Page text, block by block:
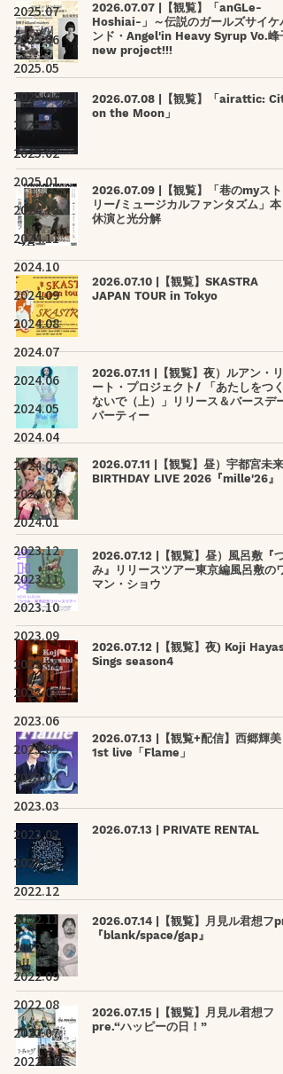
2025.07
2025.06
2025.05
2025.04
2025.03
2025.02
2025.01
2024.12
2024.11
2024.10
2024.09
2024.08
2024.07
2024.06
2024.05
2024.04
2024.03
2024.02
2024.01
2023.12
2023.11
2023.10
2023.09
2023.08
2023.07
2023.06
2023.05
2023.04
2023.03
2023.02
2023.01
2022.12
2022.11
2022.10
2022.09
2022.08
2022.07
2022.06
2026.07.07 |【観覧】「anGLe-
Hoshiai-」～伝説のガールズサイケ
ンド・Angel'in Heavy Syrup Vo.峰
new project!!!
2026.07.08 |【観覧】「airattic:
on the Moon」
2026.07.09 |【観覧】「巷のmyスト
リー/ミュージカルファンタズム」本
休演と光分解
2026.07.10 |【観覧】SKASTRA
JAPAN TOUR in Tokyo
2026.07.11 |【観覧】夜）ルアン・リ
ート・プロジェクト/ 「あたしをつく
ないで（上）」リリース＆バースデ
パーティー
2026.07.11 |【観覧】昼）宇都宮未来
BIRTHDAY LIVE 2026『mille'26』
2026.07.12 |【観覧】昼）風呂敷『つ
み』リリースツアー東京編風呂敷の
マン・ショウ
2026.07.12 |【観覧】夜) Koji
Sings season4
2026.07.13 |【観覧+配信】西郷輝美
1st live「Flame」
2026.07.13 | PRIVATE RENTAL
2026.07.14 |【観覧】月見ル君想フ
『blank/space/gap』
2026.07.15 |【観覧】月見ル君想フ
pre.“ハッピーの日！”